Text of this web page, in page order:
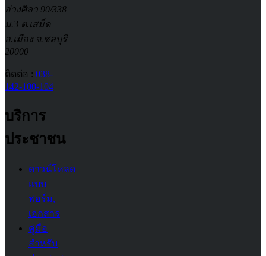
อ่างศิลา 90/338
ม.3 ต.เสม็ด
อ.เมือง จ.ชลบุรี
20000
ติดต่อ : 038-
142-100-104
บริการ
ประชาชน
ดาวน์โหลด
แบบ
ฟอร์ม,
เอกสาร
คู่มือ
สำหรับ